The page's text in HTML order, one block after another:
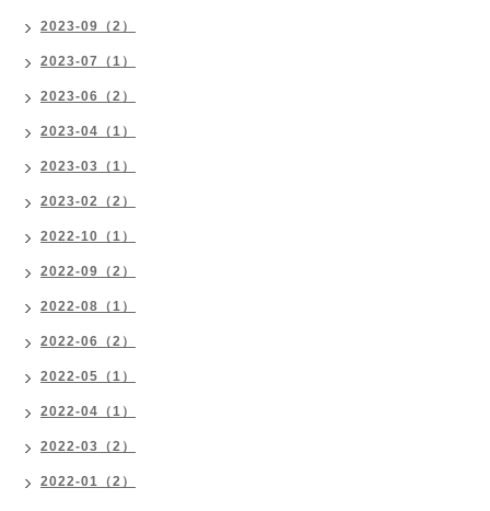
2023-09（2）
2023-07（1）
2023-06（2）
2023-04（1）
2023-03（1）
2023-02（2）
2022-10（1）
2022-09（2）
2022-08（1）
2022-06（2）
2022-05（1）
2022-04（1）
2022-03（2）
2022-01（2）